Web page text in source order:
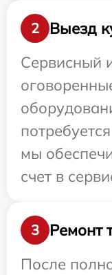
2
Выезд
Сервисный
мы
счет в
3
Ремонт
После